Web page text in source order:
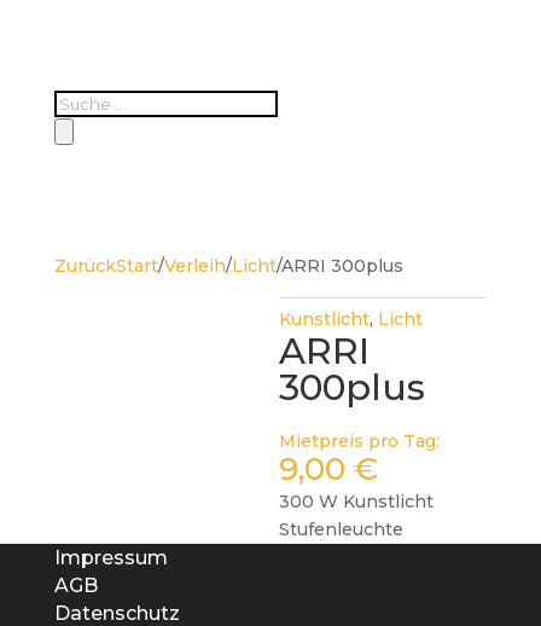
Products
ZurückStart/Verleih/Licht/ARRI 300plus
Kunstlicht, Licht
ARRI
300plus
Mietpreis pro Tag:
9,00€
300 W Kunstlicht
Stufenleuchte
Impressum
AGB
Datenschutz